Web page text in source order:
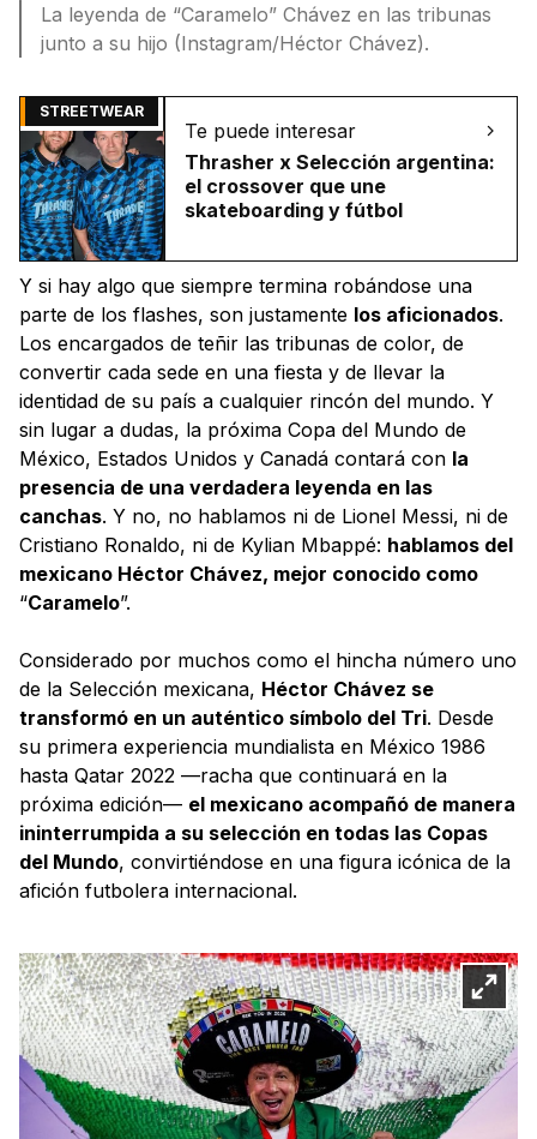
La leyenda de “Caramelo” Chávez en las tribunas
junto a su hijo (Instagram/Héctor Chávez).
STREETWEAR
Te puede interesar
Thrasher x Selección argentina:
el crossover que une
skateboarding y fútbol
Y si hay algo que siempre termina robándose una
parte de los flashes, son justamente los aficionados.
Los encargados de teñir las tribunas de color, de
convertir cada sede en una fiesta y de llevar la
identidad de su país a cualquier rincón del mundo. Y
sin lugar a dudas, la próxima Copa del Mundo de
México, Estados Unidos y Canadá contará con la
presencia de una verdadera leyenda en las
canchas. Y no, no hablamos ni de Lionel Messi, ni de
Cristiano Ronaldo, ni de Kylian Mbappé: hablamos del
mexicano Héctor Chávez, mejor conocido como
“Caramelo”.
Considerado por muchos como el hincha número uno
de la Selección mexicana, Héctor Chávez se
transformó en un auténtico símbolo del Tri. Desde
su primera experiencia mundialista en México 1986
hasta Qatar 2022 —racha que continuará en la
próxima edición— el mexicano acompañó de manera
ininterrumpida a su selección en todas las Copas
del Mundo, convirtiéndose en una figura icónica de la
afición futbolera internacional.